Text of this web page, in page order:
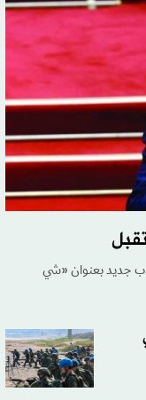
جديد بعنوان «شي